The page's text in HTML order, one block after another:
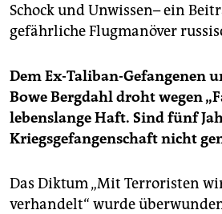
Schock und Unwissen– ein
gefährliche Flugmanöver
Dem Ex-Taliban-Gefangenen
Bowe Bergdahl droht wegen
lebenslange Haft. Sind fünf
Kriegsgefangenschaft nicht
Das Diktum „Mit Terroristen
verhandelt“ wurde